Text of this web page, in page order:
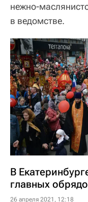
нежно-
в ведомстве.
В
главных
26 апреля 2021, 12:18